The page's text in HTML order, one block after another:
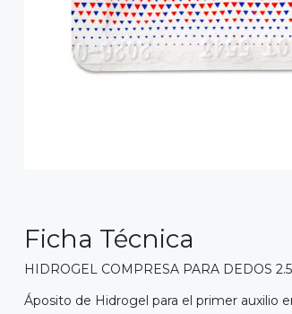
Ficha Técnica
HIDROGEL COMPRESA PARA DEDOS
Áposito de Hidrogel para el primer auxilio